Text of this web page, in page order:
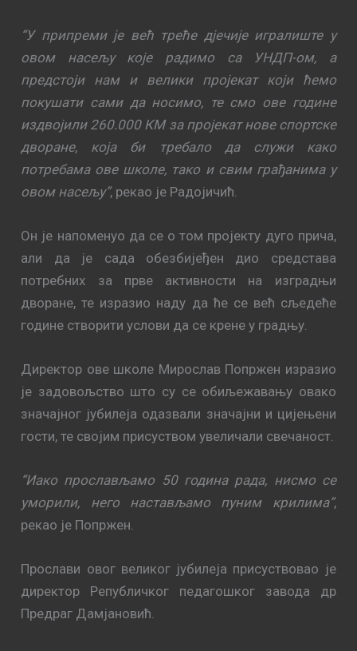
“У припреми је већ треће дјечије игралиште у
овом насељу које радимо са УНДП-ом, а
предстоји нам и велики пројекат који ћемо
покушати сами да носимо, те смо ове године
издвојили 260.000 КМ за пројекат нове спортске
дворане, која би требало да служи како
потребама ове школе, тако и свим грађанима у
овом насељу”, рекао је Радојичић.
Он је напоменуо да се о том пројекту дуго прича,
али да је сада обезбијеђен дио средстава
потребних за прве активности на изградњи
дворане, те изразио наду да ће се већ сљедеће
године створити услови да се крене у градњу.
Директор ове школе Мирослав Попржен изразио
је задовољство што су се обиљежавању овако
значајног јубилеја одазвали значајни и цијењени
гости, те својим присуством увеличали свечаност.
“Иако прослављамо 50 година рада, нисмо се
уморили, него настављамо пуним крилима”,
рекао је Попржен.
Прослави овог великог јубилеја присуствовао је
директор Републичког педагошког завода др
Предраг Дамјановић.